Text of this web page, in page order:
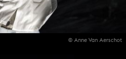
© Anne Van Aerschot